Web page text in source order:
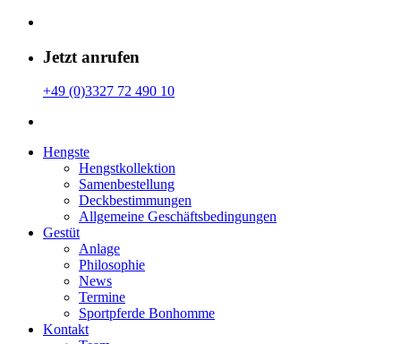
Jetzt anrufen
+49 (0)3327 72 490 10
Hengste
Hengstkollektion
Samenbestellung
Deckbestimmungen
Allgemeine Geschäfts­bedingungen
Gestüt
Anlage
Philosophie
News
Termine
Sportpferde Bonhomme
Kontakt